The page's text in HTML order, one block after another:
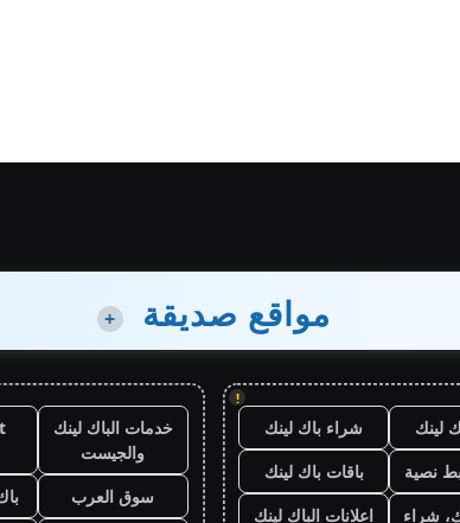
مواقع صديقة +
!
لينك
شراء باك لينك
نصية
باقات باك لينك
شراء
اعلانات الباك لينك
خدمات الباك لينك
والجيست
سوق العرب